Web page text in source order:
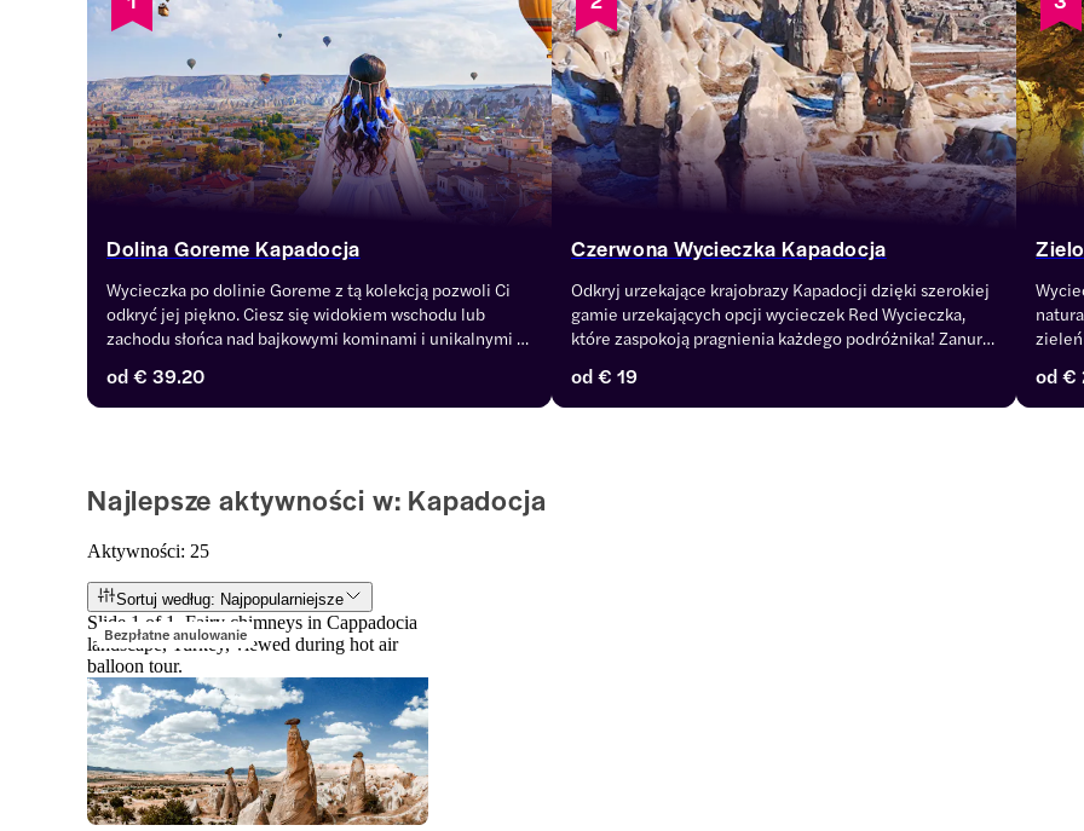
Dolina Goreme Kapadocja
Wycieczka po dolinie Goreme z tą kolekcją pozwoli Ci
odkryć jej piękno. Ciesz się widokiem wschodu lub
zachodu słońca nad bajkowymi kominami i unikalnymi
wędrówki i trekking przez hipnotyzujące doliny i
wąwozy.
od€ 39.20
Czerwona Wycieczka Kapadocja
Odkryj urzekające krajobrazy Kapadocji dzięki szerokiej
gamie urzekających opcji wycieczek Red Wycieczka,
które zaspokoją pragnienia każdego podróżnika! Zanurz
wędrując przez starożytne kościoły, inspirujące formacje
skalne i urocze wioski. Każda wycieczka oferuje odrębną
od€ 19 od€
Najlepsze aktywności w: Kapadocja
Aktywności: 25
Sortuj według: Najpopularniejsze
Bezpłatne anulowanie
Slide 1 of 1, Fairy chimneys in Cappadocia
landscape, Turkey, viewed during hot air
balloon tour.